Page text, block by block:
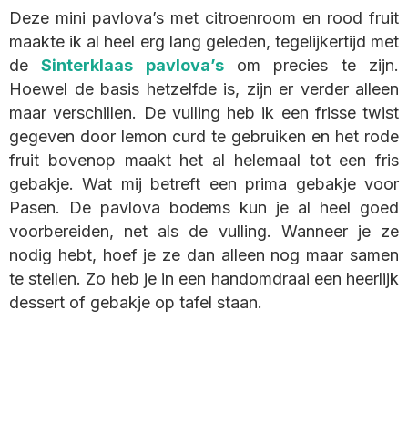
Deze mini pavlova’s met citroenroom en rood fruit
maakte ik al heel erg lang geleden, tegelijkertijd met
deSinterklaas pavlova’som precies te zijn.
Hoewel de basis hetzelfde is, zijn er verder alleen
maar verschillen. De vulling heb ik een frisse twist
gegeven door lemon curd te gebruiken en het rode
fruit bovenop maakt het al helemaal tot een fris
gebakje. Wat mij betreft een prima gebakje voor
Pasen. De pavlova bodems kun je al heel goed
voorbereiden, net als de vulling. Wanneer je ze
nodig hebt, hoef je ze dan alleen nog maar samen
te stellen. Zo heb je in een handomdraai een heerlijk
dessert of gebakje op tafel staan.